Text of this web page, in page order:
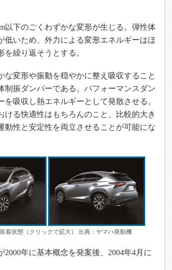
製造業ビッグデータ
メイドインジャパン
知財マネジメント
海外生産
グローバル設計・開発
制御セキュリティ
下のごくわずかな変形が生じる。弾性体
いため、外力による変形エネルギーはほ
繰り返そうとする。
変形や振動を穏やかに整え吸収すること
振ダンパーである。パフォーマンスダン
吸収し熱エネルギーとして発散させる。
る快適性はもちろんのこと、比較的大き
性と安定性を両立させることが可能にな
着状態（クリックで拡大） 出典：ヤマハ発動機
年に基本概念を発案後、2004年4月に